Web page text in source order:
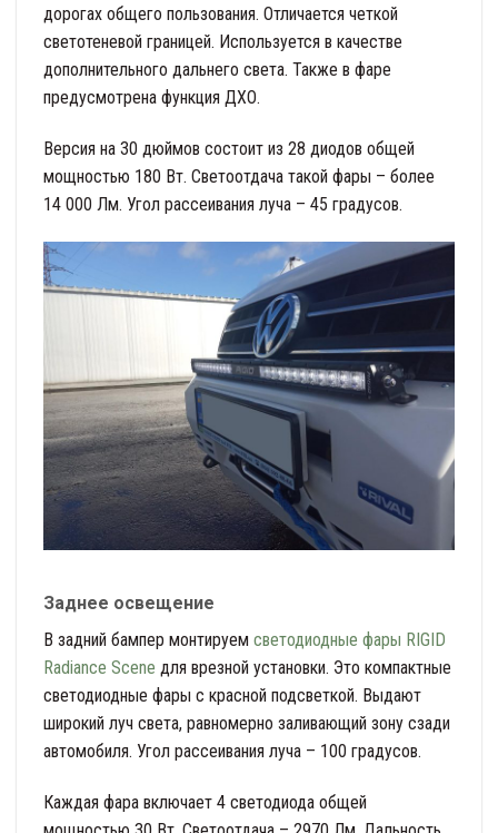
дорогах общего пользования. Отличается четкой
светотеневой границей. Используется в качестве
дополнительного дальнего света. Также в фаре
предусмотрена функция ДХО.
Версия на 30 дюймов состоит из 28 диодов общей
мощностью 180 Вт. Светоотдача такой фары – более
14 000 Лм. Угол рассеивания луча – 45 градусов.
Заднее освещение
В задний бампер монтируем светодиодные фары RIGID
Radiance Scene для врезной установки. Это компактные
светодиодные фары с красной подсветкой. Выдают
широкий луч света, равномерно заливающий зону сзади
автомобиля. Угол рассеивания луча – 100 градусов.
Каждая фара включает 4 светодиода общей